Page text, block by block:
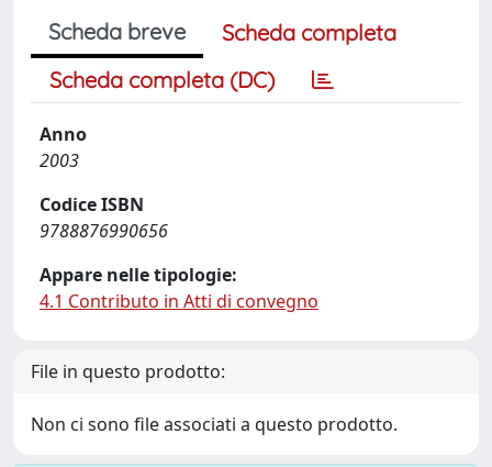
Scheda breve
Scheda completa
Scheda completa (DC)
Anno
2003
Codice ISBN
9788876990656
Appare nelle tipologie:
4.1 Contributo in Atti di convegno
File in questo prodotto:
Non ci sono file associati a questo prodotto.